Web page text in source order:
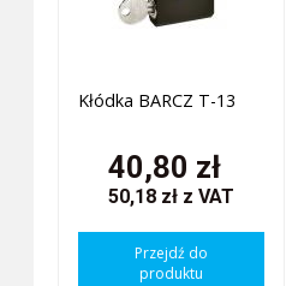
Kłódka BARCZ T-13
40,80 zł
50,18 zł z VAT
Przejdź do
produktu